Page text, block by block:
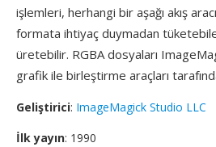
işlemleri, herhangi bir aşağı akış
formata ihtiyaç duymadan
üretebilir. RGBA dosyaları
grafik ile birleştirme araçları
Geliştirici: ImageMagick Studio LLC
İlk yayın: 1990